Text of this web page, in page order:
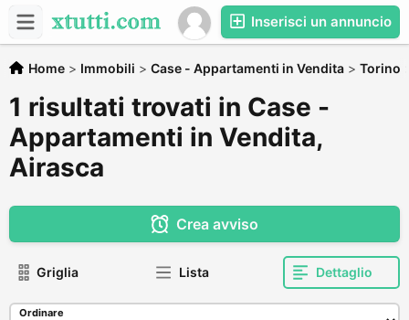
Inserisci un annuncio
Home > Immobili > Case - Appartamenti in Vendita > Torino
1 risultati trovati in Case -
Appartamenti in Vendita,
Airasca
Crea avviso
Griglia Lista Dettaglio
Ordinare